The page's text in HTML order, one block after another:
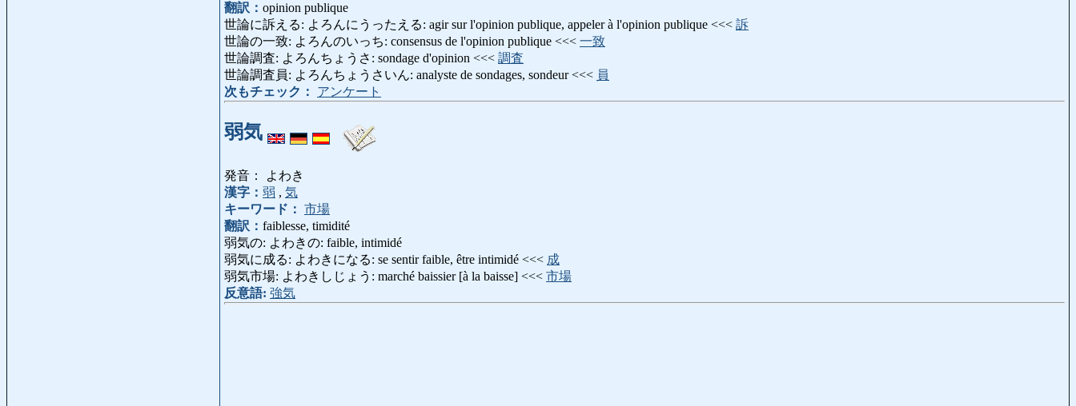
翻訳： opinion publique
世論に訴える: よろんにうったえる: agir sur l'opinion publique, appeler à l'opinion publique <<< 訴
世論の一致: よろんのいっち: consensus de l'opinion publique <<< 一致
世論調査: よろんちょうさ: sondage d'opinion <<< 調査
世論調査員: よろんちょうさいん: analyste de sondages, sondeur <<< 員
次もチェック：
アンケート
弱気
発音： よわき
漢字： 弱 , 気
キーワード： 市場
翻訳： faiblesse, timidité
弱気の: よわきの: faible, intimidé
弱気に成る: よわきになる: se sentir faible, être intimidé <<< 成
弱気市場: よわきしじょう: marché baissier [à la baisse] <<< 市場
反意語: 強気